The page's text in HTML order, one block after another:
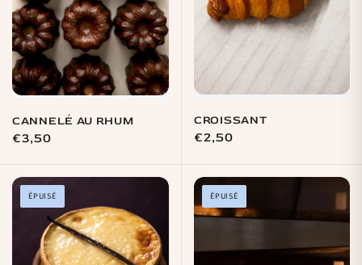
CANNELÉ AU RHUM
Prix
€3,50
CROISSANT
Prix
€2,50
ÉPUISÉ ÉPUISÉ